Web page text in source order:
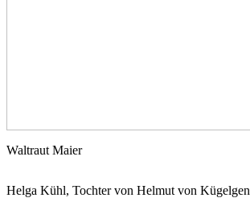
Waltraut Maier
Helga Kühl, Tochter von Helmut von Kügelgen